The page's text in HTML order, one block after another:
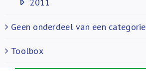
2011
Geen onderdeel van een categorie
Toolbox